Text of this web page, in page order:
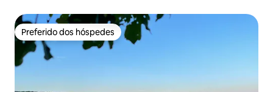
Preferido dos hóspedes
Preferido dos hóspedes